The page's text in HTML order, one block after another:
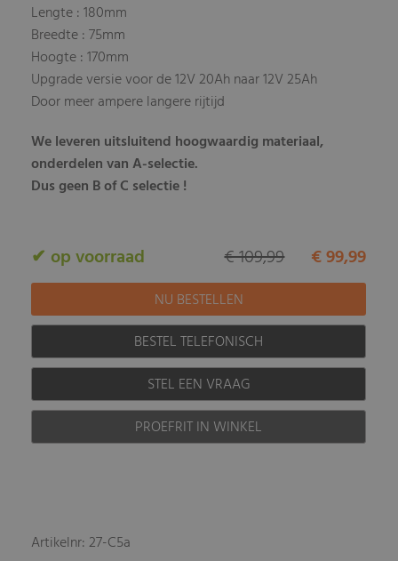
Lengte : 180mm
Breedte : 75mm
Hoogte : 170mm
Upgrade versie voor de 12V 20Ah naar 12V 25Ah
Door meer ampere langere rijtijd
We leveren uitsluitend hoogwaardig materiaal,
onderdelen van A-selectie.
Dus geen B of C selectie !
✔ op voorraad € 99,99
€ 109,99
BESTEL TELEFONISCH
STEL EEN VRAAG
PROEFRIT IN WINKEL
Artikelnr: 27-C5a